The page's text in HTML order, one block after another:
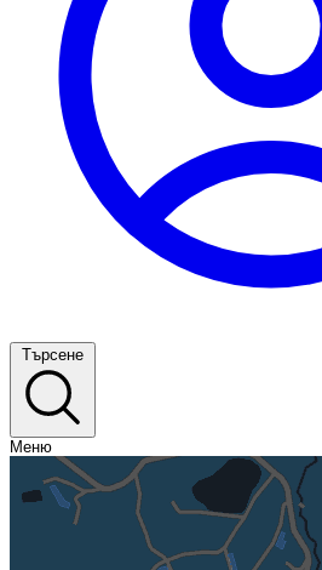
Търсене
Меню